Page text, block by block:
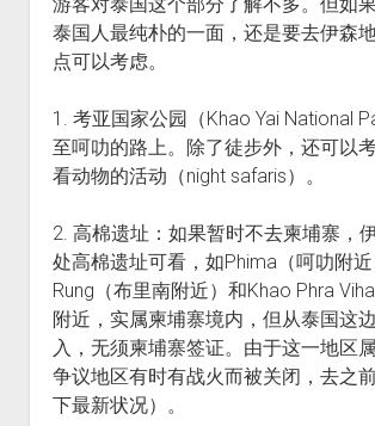
泰国人最纯朴的一面，还是要去伊森
点可以考虑。
1. 考亚国家公园（Khao Yai National
至呵叻的路上。除了徒步外，还可以
看动物的活动（night safaris）。
2. 高棉遗址：如果暂时不去柬埔寨，
处高棉遗址可看，如Phima（呵叻附
Rung（布里南附近）和Khao Phra
附近，实属柬埔寨境内，但从泰国这
入，无须柬埔寨签证。由于这一地区
争议地区有时有战火而被关闭，去之
下最新状况）。